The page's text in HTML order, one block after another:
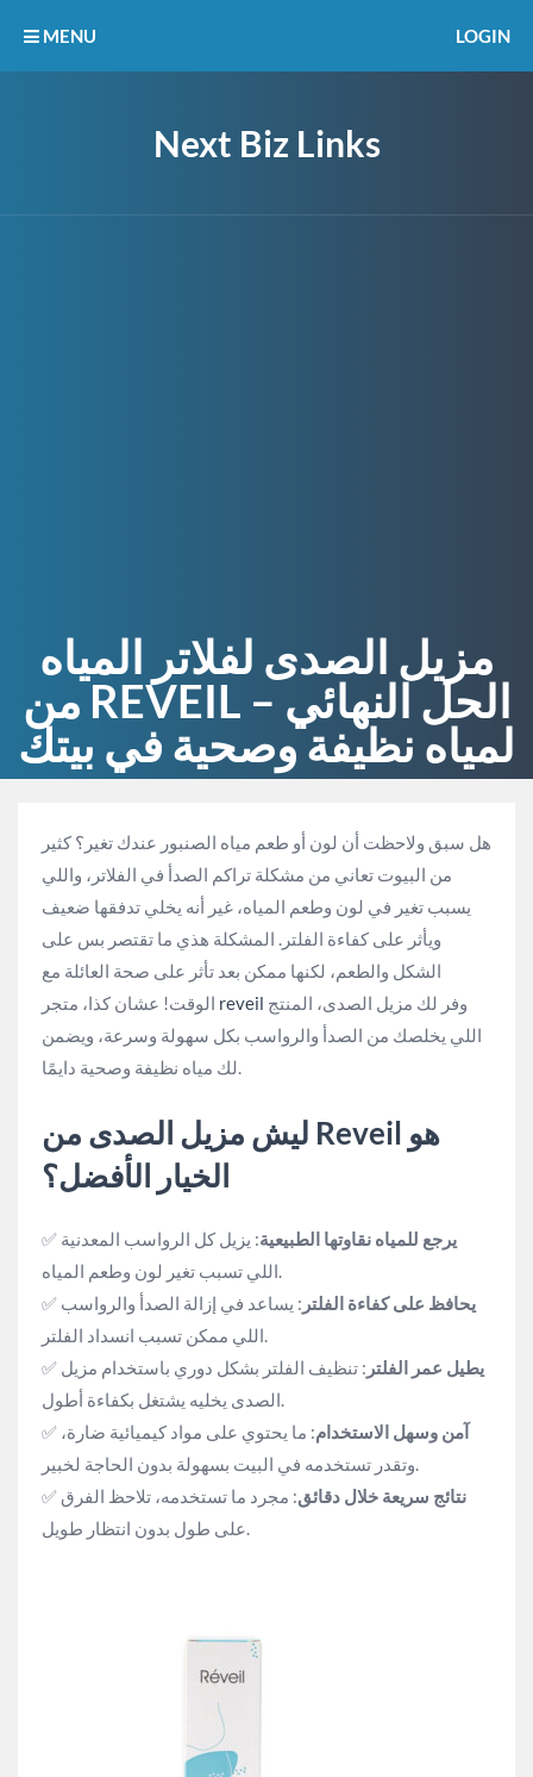
Next Biz Links
MENU LOGIN
مزيل الصدى لفلاتر المياه
من REVEIL – الحل النهائي
لمياه نظيفة وصحية في بيتك
هل سبق ولاحظت أن لون أو طعم مياه الصنبور عندك تغير؟ كثير
من البيوت تعاني من مشكلة تراكم الصدأ في الفلاتر، واللي
يسبب تغير في لون وطعم المياه، غير أنه يخلي تدفقها ضعيف
ويأثر على كفاءة الفلتر. المشكلة هذي ما تقتصر بس على
الشكل والطعم، لكنها ممكن بعد تأثر على صحة العائلة مع
reveil
اللي يخلصك من الصدأ والرواسب بكل سهولة وسرعة، ويضمن
لك مياه نظيفة وصحية دايمًا.
ليش مزيل الصدى من Reveil هو
الخيار الأفضل؟
✅ يرجع للمياه نقاوتها الطبيعية: يزيل كل الرواسب المعدنية
اللي تسبب تغير لون وطعم المياه.
✅
يحافظ على كفاءة الفلتر : يساعد في إزالة الصدأ والرواسب
اللي ممكن تسبب انسداد الفلتر.
✅
يطيل عمر الفلتر : تنظيف الفلتر بشكل دوري باستخدام مزيل
الصدى يخليه يشتغل بكفاءة أطول.
✅
آمن وسهل الاستخدام: ما يحتوي على مواد كيميائية ضارة،
وتقدر تستخدمه في البيت بسهولة بدون الحاجة لخبير.
✅
نتائج سريعة خلال دقائق: مجرد ما تستخدمه، تلاحظ الفرق
على طول بدون انتظار طويل.